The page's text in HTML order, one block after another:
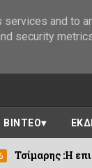
ΒΙΝΤΕΟ
του
and to
security